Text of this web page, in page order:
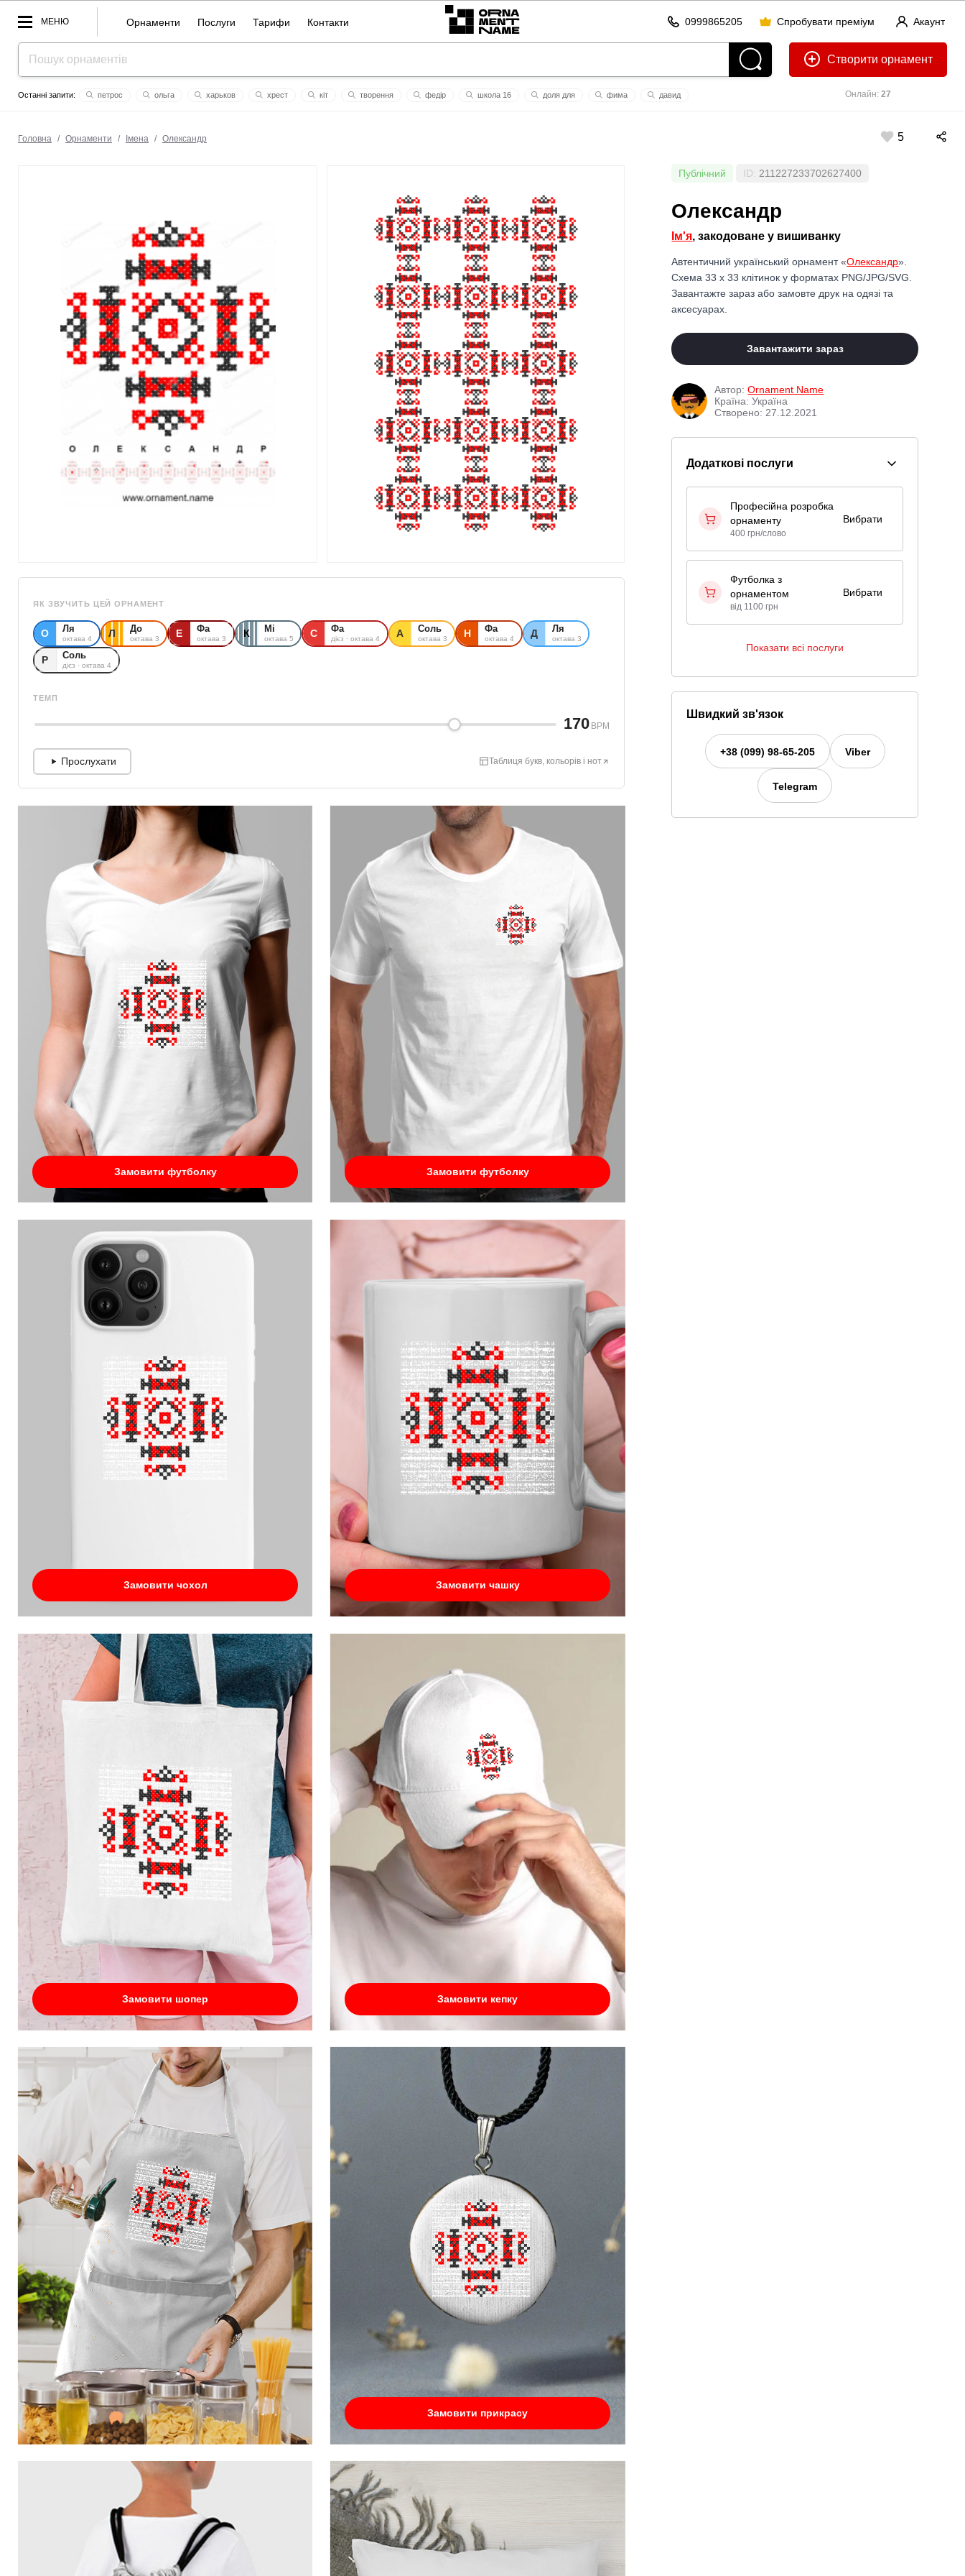
МЕНЮ Орнаменти Послуги Тарифи Контакти Акаунт
0999865205 Спробувати преміум
Створити
Онлайн: 27
петрос ольга харьков хрест кіт творення федір школа 16 доля для фима
давид
Головна / Орнаменти / Імена / Олександр 5
Замовити футболку Замовити футболку
Замовити чохол Замовити чашку
Замовити шопер Замовити кепку
Замовити прикрасу
ЯК ЗВУЧИТЬ ЦЕЙ ОРНАМЕНТ
О Ля
октава 4 Л До
октава 3 Е Фа
октава 3 К Мі
октава 5 С Фа
дієз · октава 4 А Соль
октава 3 Н Фа
октава 4 Д Ля
октава 3
Р Соль
дієз · октава 4
ТЕМП
170 BPM
Прослухати Таблиця букв, кольорів і нот
Публічний ID: 211227233702627400
Олександр
Ім'я, закодоване у вишиванку
Автентичний український орнамент «Олександр».
Схема 33 x 33 клітинок у форматах PNG/JPG/SVG.
Завантажте зараз або замовте друк на одязі та
аксесуарах.
Завантажити зараз
Автор:Ornament Name
Країна: Україна
Створено: 27.12.2021
Додаткові послуги
Професійна розробка
орнаменту
400 грн/слово
Вибрати
Футболка з
орнаментом
від 1100 грн
Вибрати
Показати всі послуги
Швидкий зв'язок
+38 (099) 98-65-205 Viber
Telegram